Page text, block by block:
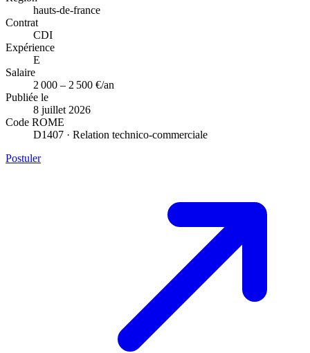
hauts-de-france
Contrat
CDI
Expérience
E
Salaire
2 000 – 2 500 €/an
Publiée le
8 juillet 2026
Code ROME
D1407 · Relation technico-commerciale
Postuler